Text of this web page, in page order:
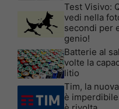
Test Visivo:
vedi nella
secondi per
genio!
Batterie al
volte la
litio
Tim, la
è